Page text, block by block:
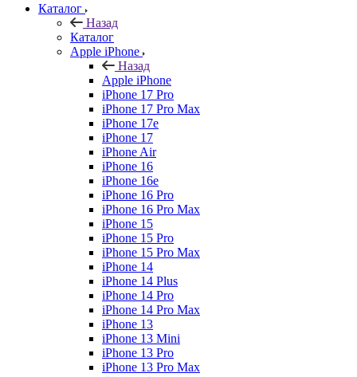
Каталог
Назад
Каталог
Apple iPhone
Назад
Apple iPhone
iPhone 17 Pro
iPhone 17 Pro Max
iPhone 17e
iPhone 17
iPhone Air
iPhone 16
iPhone 16e
iPhone 16 Pro
iPhone 16 Pro Max
iPhone 15
iPhone 15 Pro
iPhone 15 Pro Max
iPhone 14
iPhone 14 Plus
iPhone 14 Pro
iPhone 14 Pro Max
iPhone 13
iPhone 13 Mini
iPhone 13 Pro
iPhone 13 Pro Max